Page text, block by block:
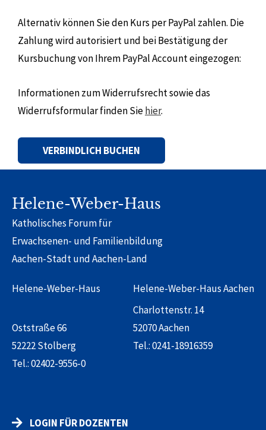
Alternativ können Sie den Kurs per PayPal zahlen. Die
Zahlung wird autorisiert und bei Bestätigung der
Kursbuchung von Ihrem PayPal Account eingezogen:
Informationen zum Widerrufsrecht sowie das
Widerrufsformular finden Siehier.
Helene-Weber-Haus
Katholisches Forum für
Erwachsenen- und Familienbildung
Aachen-Stadt und Aachen-Land
Helene-Weber-Haus
Oststraße 66
52222 Stolberg
Tel.:02402-9556-0
Helene-Weber-Haus Aachen
Charlottenstr. 14
52070 Aachen
Tel.:0241-18916359
LOGIN FÜR DOZENTEN